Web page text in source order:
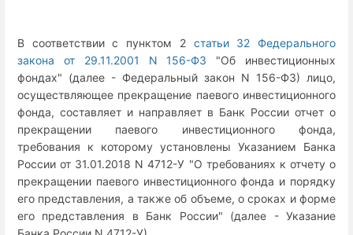
В соответствии с пунктом 2 статьи 32 Федерального
закона от 29.11.2001 N 156-ФЗ "Об инвестиционных
фондах" (далее - Федеральный закон N 156-ФЗ) лицо,
осуществляющее прекращение паевого инвестиционного
фонда, составляет и направляет в Банк России отчет о
прекращении паевого инвестиционного фонда,
требования к которому установлены Указанием Банка
России от 31.01.2018 N 4712-У "О требованиях к отчету о
прекращении паевого инвестиционного фонда и порядку
его представления, а также об объеме, о сроках и форме
его представления в Банк России" (далее - Указание